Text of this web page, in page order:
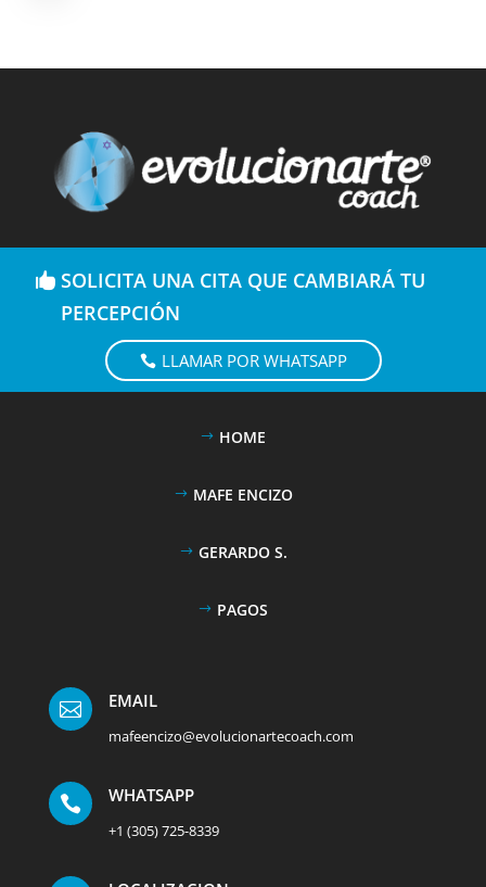
SOLICITA UNA CITA QUE CAMBIARÁ TU
PERCEPCIÓN
LLAMAR POR WHATSAPP
HOME
MAFE ENCIZO
GERARDO S.
PAGOS
 EMAIL
mafeencizo@evolucionartecoach.com
 WHATSAPP
+1 (305) 725-8339